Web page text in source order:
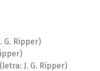
G. Ripper)
J. G. Ripper)